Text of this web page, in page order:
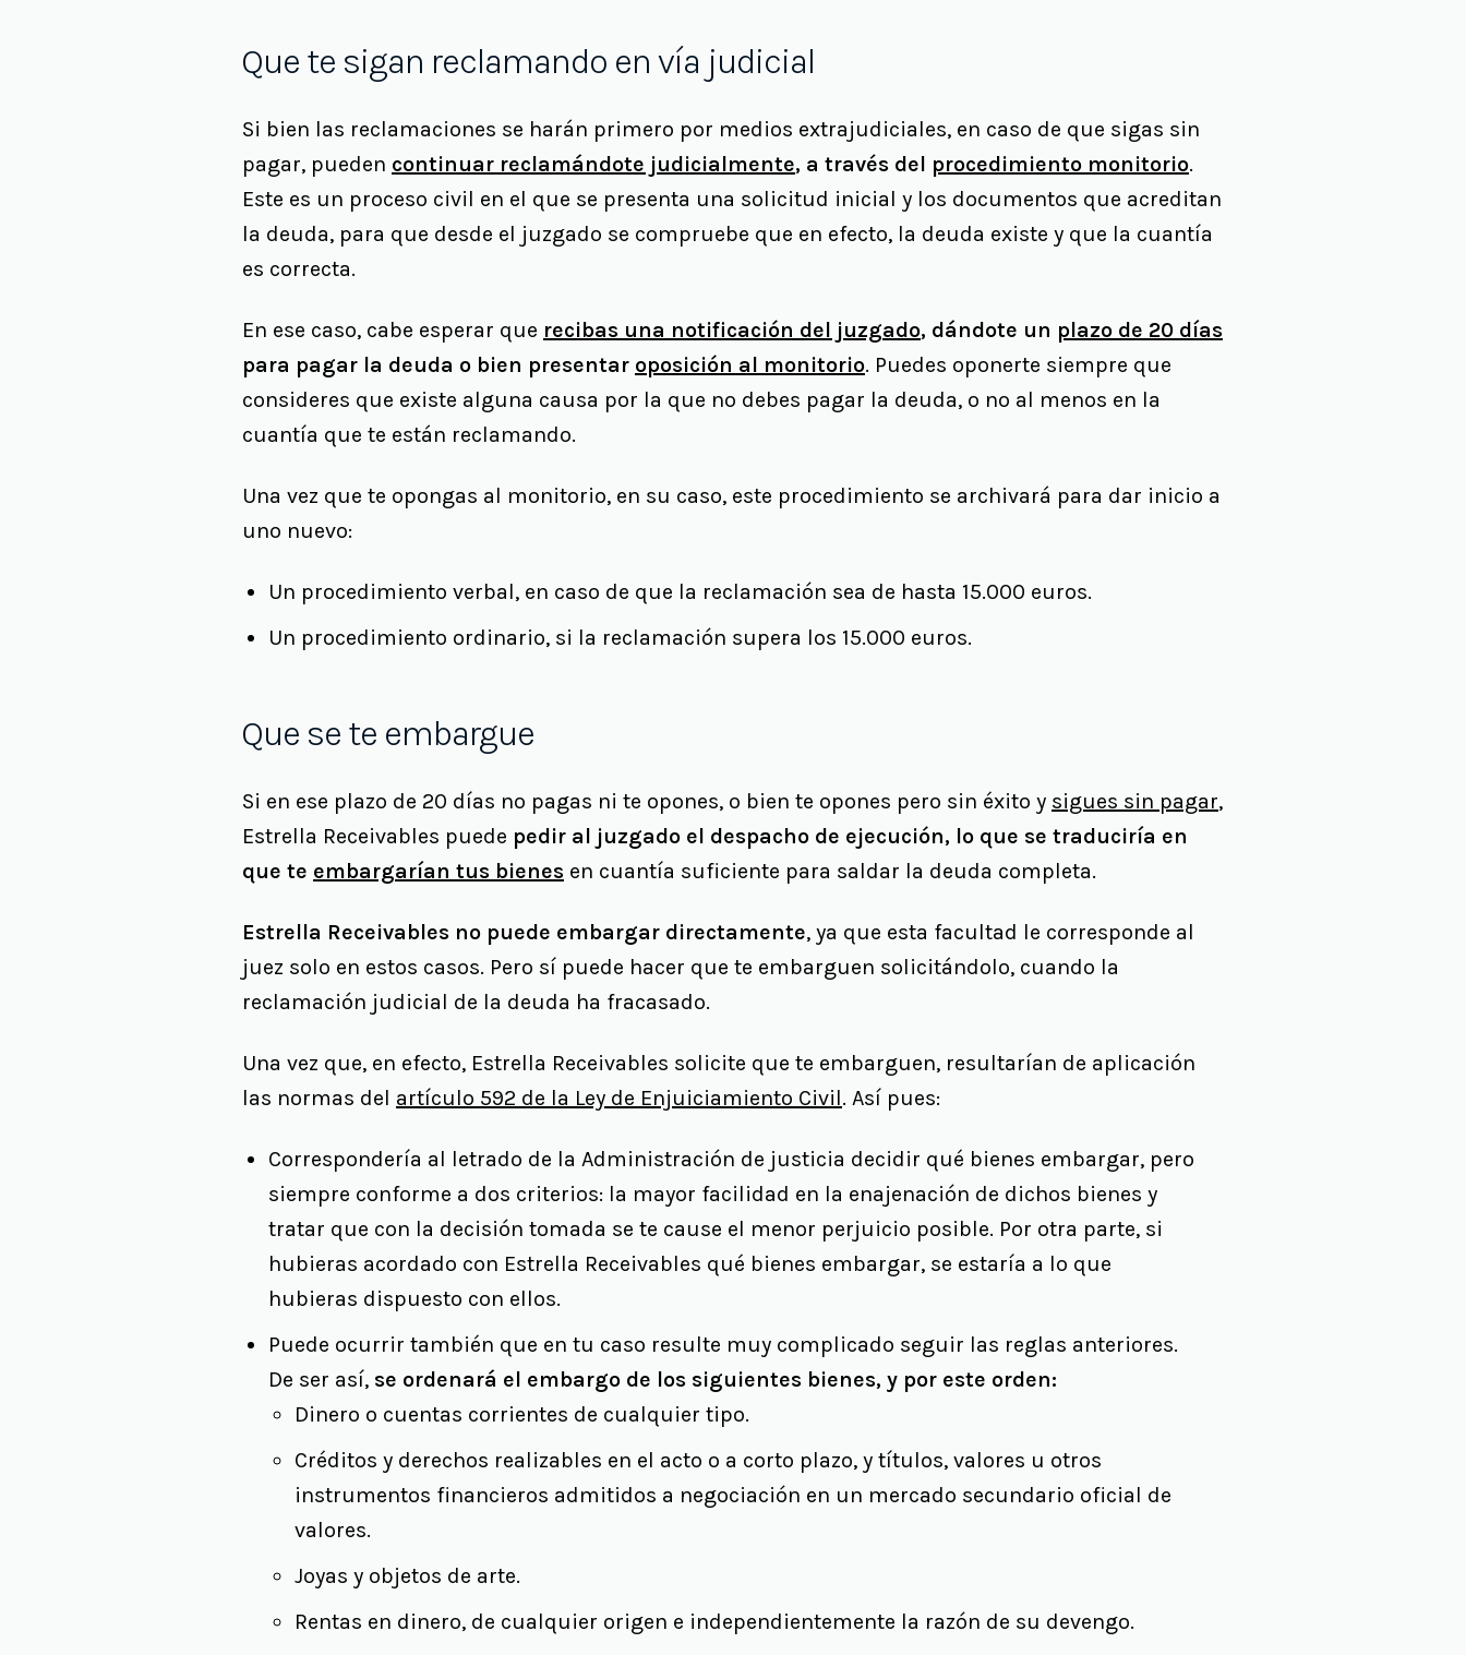
Que te sigan reclamando en vía judicial
Si bien las reclamaciones se harán primero por medios extrajudiciales, en caso de que sigas sin
pagar, pueden continuar reclamándote judicialmente, a través del procedimiento monitorio.
Este es un proceso civil en el que se presenta una solicitud inicial y los documentos que acreditan
la deuda, para que desde el juzgado se compruebe que en efecto, la deuda existe y que la cuantía
es correcta.
En ese caso, cabe esperar que recibas una notificación del juzgado, dándote un plazo de 20 días
para pagar la deuda o bien presentar oposición al monitorio. Puedes oponerte siempre que
consideres que existe alguna causa por la que no debes pagar la deuda, o no al menos en la
cuantía que te están reclamando.
Una vez que te opongas al monitorio, en su caso, este procedimiento se archivará para dar inicio a
uno nuevo:
Un procedimiento verbal, en caso de que la reclamación sea de hasta 15.000 euros.
Un procedimiento ordinario, si la reclamación supera los 15.000 euros.
Que se te embargue
Si en ese plazo de 20 días no pagas ni te opones, o bien te opones pero sin éxito y sigues sin pagar,
Estrella Receivables puede pedir al juzgado el despacho de ejecución, lo que se traduciría en
que te embargarían tus bienes en cuantía suficiente para saldar la deuda completa.
Estrella Receivables no puede embargar directamente, ya que esta facultad le corresponde al
juez solo en estos casos. Pero sí puede hacer que te embarguen solicitándolo, cuando la
reclamación judicial de la deuda ha fracasado.
Una vez que, en efecto, Estrella Receivables solicite que te embarguen, resultarían de aplicación
las normas del artículo 592 de la Ley de Enjuiciamiento Civil. Así pues:
Correspondería al letrado de la Administración de justicia decidir qué bienes embargar, pero
siempre conforme a dos criterios: la mayor facilidad en la enajenación de dichos bienes y
tratar que con la decisión tomada se te cause el menor perjuicio posible. Por otra parte, si
hubieras acordado con Estrella Receivables qué bienes embargar, se estaría a lo que
hubieras dispuesto con ellos.
Puede ocurrir también que en tu caso resulte muy complicado seguir las reglas anteriores.
De ser así, se ordenará el embargo de los siguientes bienes, y por este orden:
Dinero o cuentas corrientes de cualquier tipo.
Créditos y derechos realizables en el acto o a corto plazo, y títulos, valores u otros
instrumentos financieros admitidos a negociación en un mercado secundario oficial de
valores.
Joyas y objetos de arte.
Rentas en dinero, de cualquier origen e independientemente la razón de su devengo.